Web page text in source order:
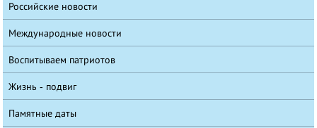
Российские новости
Международные новости
Воспитываем патриотов
Жизнь - подвиг
Памятные даты